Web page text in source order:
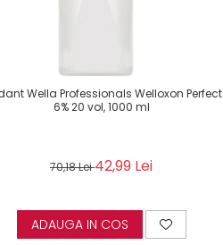
Wella Professionals Welloxon Perfect
6% 20 vol, 1000 ml
70,18 Lei42,99 Lei
ADAUGA IN COS